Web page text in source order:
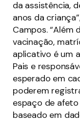
da assistência,
anos da
Campos. “Além
vacinação,
aplicativo é um
Pais e
esperado em
poderem
espaço de
baseado em